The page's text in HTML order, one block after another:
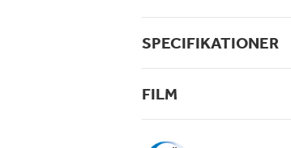
SPECIFIKATIONER
FILM